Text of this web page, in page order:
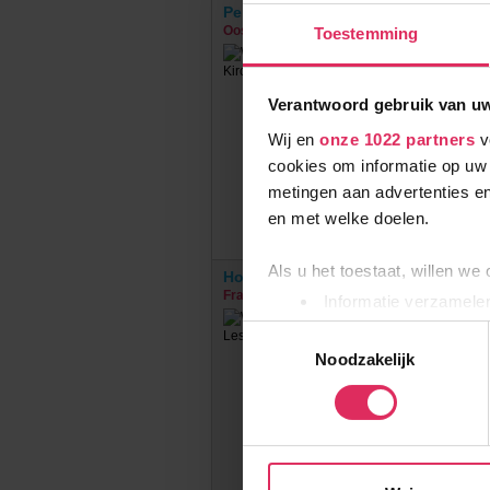
Toestemming
Verantwoord gebruik van
Wij en onze 1022 partners
cookies om informatie op
metingen aan advertenties
en met welke doelen.
Als u het toestaat, willen we
Informatie
Uw apparaat
Lees meer over hoe uw
toestemming op elk
social media te bieden en
Toestemmingsselectie
Noodzakelijk
Pension Heim
Oostenrijk Kirchberg
Hotel Club MMV Le Panorama
Frankrijk Les Deux Alpes